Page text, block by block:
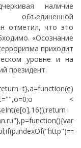
наличие
отметил, что это
«Осознание
приходит
уровне и на
президент.
t},a=function(e)
t="",o=0;o <